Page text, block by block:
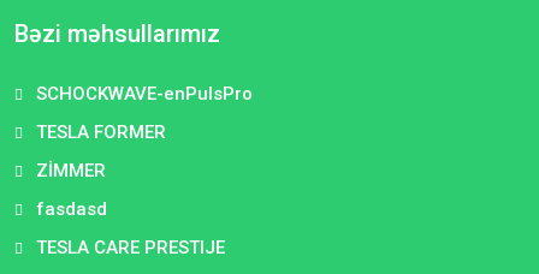
Bəzi məhsullarımız
SCHOCKWAVE-enPulsPro
TESLA FORMER
ZİMMER
fasdasd
TESLA CARE PRESTIJE